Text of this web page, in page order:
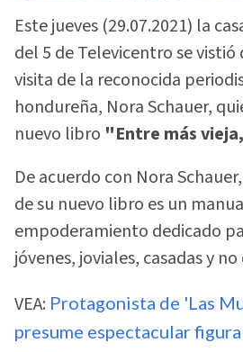
Este jueves (29.07.2021) la
del 5 de Televicentro se
visita de la reconocida
hondureña, Nora Schauer,
nuevo libro "Entre más
De acuerdo con Nora
de su nuevo libro es un
empoderamiento dedicado
jóvenes, joviales, casadas y no
VEA: Protagonista de 'Las
presume espectacular